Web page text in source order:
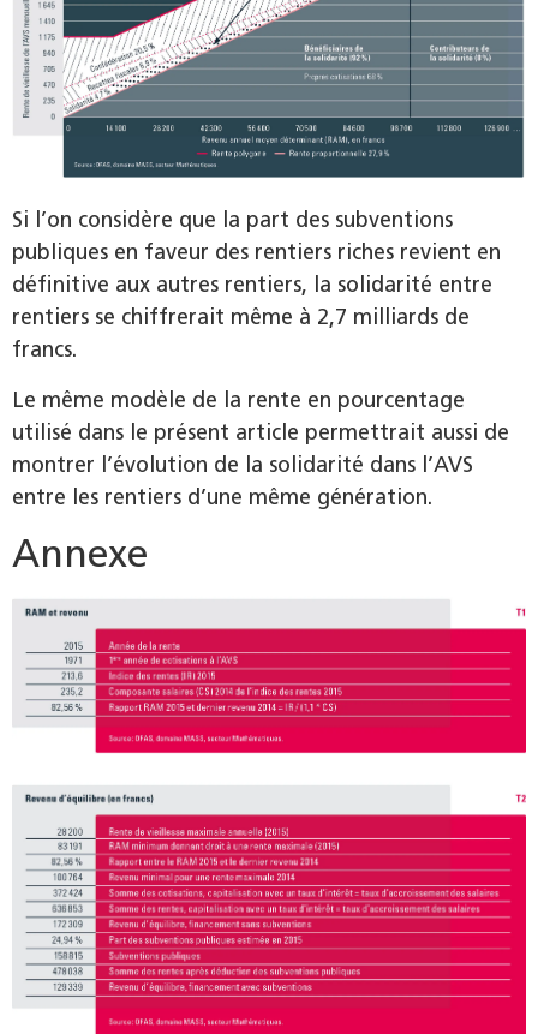
Si l’on considère que la part des subventions
publiques en faveur des rentiers riches revient en
définitive aux autres rentiers, la solidarité entre
rentiers se chiffrerait même à 2,7 milliards de
francs.
Le même modèle de la rente en pourcentage
utilisé dans le présent article permettrait aussi de
montrer l’évolution de la solidarité dans l’AVS
entre les rentiers d’une même ­génération.
Annexe